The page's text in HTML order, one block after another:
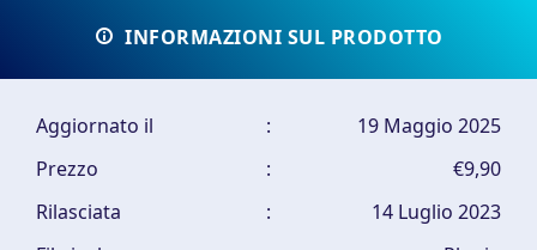
INFORMAZIONI SUL PRODOTTO
Aggiornato il :
19 Maggio 2025
Prezzo
:
€9,90
Rilasciata
:
14 Luglio 2023